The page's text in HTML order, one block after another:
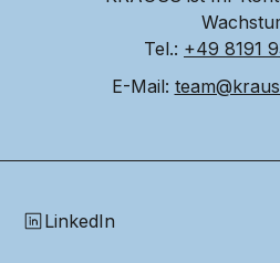
Tel.: +49 8191
E-Mail:
LinkedIn